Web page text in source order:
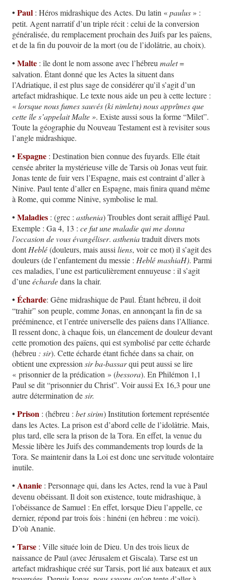
• Paul : Héros midrashique des Actes. Du latin «paulus » :
petit. Agent narratif d’un triple récit : celui de la conversion
généralisée, du remplacement prochain des Juifs par les païens,
et de la fin du pouvoir de la mort (ou de l’idolâtrie, au choix).
• Malte : île dont le nom assone avec l’hébreu malet=
salvation. Étant donné que les Actes la situent dans
l’Adriatique, il est plus sage de considérer qu’il s’agit d’un
artefact midrashique. Le texte nous aide un peu à cette lecture :
«lorsque nous fumes sauvés (ki nimletu) nous apprîmes que
cette île s’appelait Malte ». Existe aussi sous la forme “Milet”.
Toute la géographie du Nouveau Testament est à revisiter sous
l’angle midrashique.
• Espagne : Destination bien connue des fuyards. Elle était
censée abriter la mystérieuse ville de Tarsis où Jonas veut fuir.
Jonas tente de fuir vers l’Espagne, mais est contraint d’aller à
Ninive. Paul tente d’aller en Espagne, mais finira quand même
à Rome, qui comme Ninive, symbolise le mal.
• Maladies : (grec : asthenia) Troubles dont serait affligé Paul.
Exemple : Ga 4, 13 : ce fut une maladie qui me donna
l’occasion de vous évangéliser. astheniatraduit divers mots
dontHeblé(douleurs, mais aussi liens, voir ce mot) il s’agit des
douleurs (de l’enfantement du messie : Heblé mashiaH). Parmi
ces maladies, l’une est particulièrement ennuyeuse : il s’agit
d’uneéchardedans la chair.
• Écharde: Gêne midrashique de Paul. Étant hébreu, il doit
“trahir” son peuple, comme Jonas, en annonçant la fin de sa
prééminence, et l’entrée universelle des païens dans l’Alliance.
Il ressent donc, à chaque fois, un élancement de douleur devant
cette promotion des païens, qui est symbolisé par cette écharde
(hébreu : sir). Cette écharde étant fichée dans sa chair, on
obtient une expression sir ba-bassarqui peut aussi se lire
« prisonnier de la prédication » (bessora). En Philémon 1,1
Paul se dit “prisonnier du Christ”. Voir aussi Ex 16,3 pour une
autre détermination desir.
• Prison : (hébreu : bet sirim) Institution fortement représentée
dans les Actes. La prison est d’abord celle de l’idolâtrie. Mais,
plus tard, elle sera la prison de la Tora. En effet, la venue du
Messie libère les Juifs des commandements trop lourds de la
Tora. Se maintenir dans la Loi est donc une servitude volontaire
inutile.
• Ananie : Personnage qui, dans les Actes, rend la vue à Paul
devenu obéissant. Il doit son existence, toute midrashique, à
l’obéissance de Samuel : En effet, lorsque Dieu l’appelle, ce
dernier, répond par trois fois : hinéni (en hébreu : me voici).
D’où Ananie.
• Tarse : Ville située loin de Dieu. Un des trois lieux de
naissance de Paul (avec Jérusalem et Giscala). Tarse est un
artefact midrashique créé sur Tarsis, port lié aux bateaux et aux